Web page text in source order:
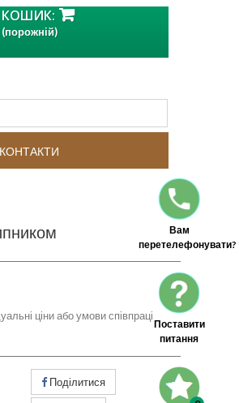
Вам
перетелефонувати?
Поставити
питання
КОШИК:
(порожній)
КОНТАКТИ
ціни або умови співпраці
Поділитися